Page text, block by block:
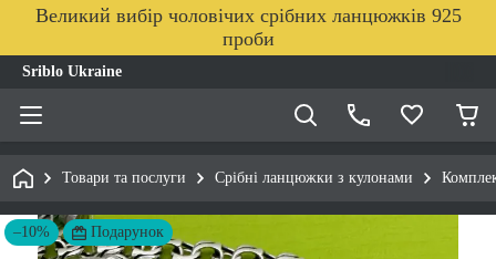
Великий вибір чоловічих срібних ланцюжків 925
проби
Sriblo Ukraine
Товари та послуги Срібні ланцюжки з кулонами
–10% Подарунок